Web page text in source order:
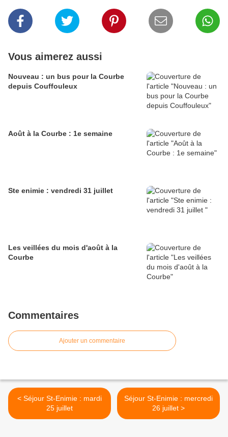
Vous aimerez aussi
Nouveau : un bus pour la Courbe
depuis Couffouleux
Août à la Courbe : 1e semaine
Ste enimie : vendredi 31 juillet
Les veillées du mois d'août à la
Courbe
Commentaires
Ajouter un commentaire
< Séjour St-Enimie : mardi
25 juillet
Séjour St-Enimie : mercredi
26 juillet >